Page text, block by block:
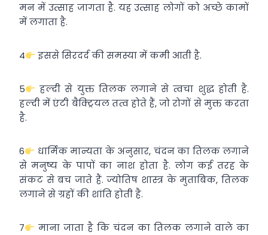
मन में उत्साह जागता है. यह उत्साह लोगों को अच्छे कामों
में लगाता है.
4 इससे सिरदर्द की समस्या में कमी आती है.
5
हल्दी से युक्त तिलक लगाने से त्वचा शुद्ध होती है.
हल्दी में एंटी बैक्ट्र‍ियल तत्व होते हैं, जो रोगों से मुक्त करता
है.
6
धार्मिक मान्यता के अनुसार, चंदन का तिलक लगाने
से मनुष्य के पापों का नाश होता है. लोग कई तरह के
संकट से बच जाते हैं. ज्योतिष शास्त्र के मुताबिक, तिलक
लगाने से ग्रहों की शांति होती है.
7
माना जाता है कि चंदन का तिलक लगाने वाले का